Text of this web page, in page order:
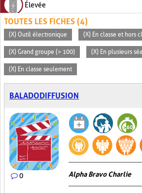
Élevée
TOUTES LES FICHES (4)
(X) Outil électronique (X) En classe et hors
(X) Grand groupe (> 100) (X) En plusieurs
(X) En classe seulement
BALADODIFFUSION
0 Alpha Bravo Charlie